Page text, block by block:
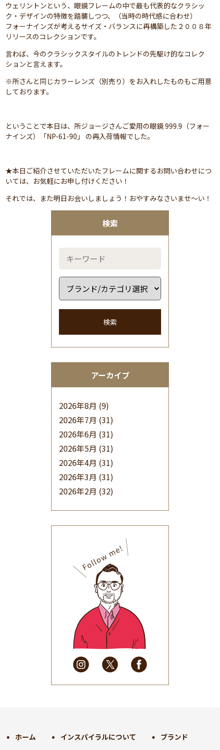
検索
検索
アーカイブ
2026年8月 (9)
2026年7月 (31)
2026年6月 (31)
2026年5月 (31)
2026年4月 (31)
2026年3月 (31)
2026年2月 (32)
(32)
2025年9月(30)
2025年8月(31)
2025年7月(37)
2025年6月(48)
2025年5月
(41)
2025年4月
(32)
2025年3月(31)
2025年2月
(28)
2025年1月
(34)
2024年9月(30)
ウェリントンという、眼鏡フレームの中で最も代表的なクラシッ
ク・デザインの特徴を踏襲しつつ、（当時の時代感に合わせ）
フォーナインズが考えるサイズ・バランスに再構築した２００８年
リリースのコレクションです。
言わば、今のクラシックスタイルのトレンドの先駆け的なコレク
ションと言えます。
※所さんと同じカラーレンズ（別売り）をお入れしたものもご用意
しております。
ということで本日は、所ジョージさんご愛用の眼鏡 999.9（フォー
ナインズ）「NP-61-90」 の再入荷情報でした。
★本日ご紹介させていただいたフレームに関するお問い合わせにつ
いては、お気軽にお申し付けください！
それでは、また明日お会いしましょう！おやすみなさいませ～い！
ホーム インスパイラルについて ブランド